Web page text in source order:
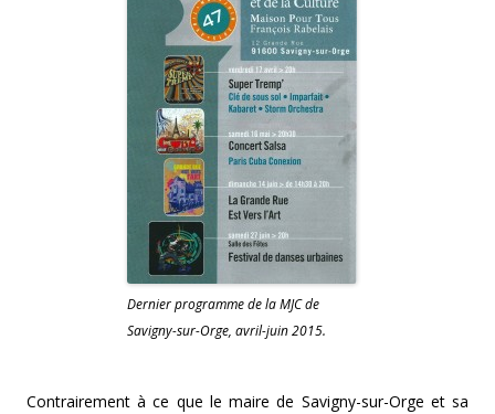
Dernier programme de la MJC de
Savigny-sur-Orge, avril-juin 2015.
Contrairement à ce que le maire de Savigny-sur-Orge et sa